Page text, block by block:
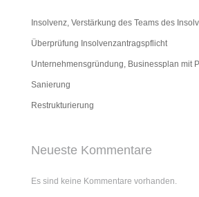
Insolvenz, Verstärkung des Teams des
Überprüfung Insolvenzantragspflicht
Unternehmensgründung, Businessplan mit
Sanierung
Restrukturierung
Neueste Kommentare
Es sind keine Kommentare vorhanden.